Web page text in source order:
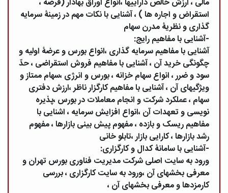
مالی ، ارزش خالص داراییها ،انواع اوراق بهادار (قرضه ،
استقراض و اجاره ها ) ، آشنایی با نکات مهم در زمینۀ سرمایه
گذاری و نظریۀ مدرن سهام
-آشنایی با مفاهیم رایج:
آشنایی با مفاهیم سرمایه گذاری ،انواع بورس و عرضۀ اولیه و
چگونگی خرید آن ، آشنایی با مفاهیم فروش استقراضی ، حدّ
سود و ضرر ، انواع سهام خزانه ، بورس و انرژی ،سهام ممتاز و
ویژگیهای آن ، آشنایی با مفاهیم کارگزار ناظر ،ارزش دفتری
سهام ، عملکرد شرکت و انجام معاملات در بورس ،پذیره
نویسی و تعهدات آن ،انواع افزایش سرمایه ، اشنایی با
مفاهیم ریسک و بازده ، مفهوم پیش بینی بازارها ، مفهوم
رشد بازارها ، کارایی بازار ،تابلو خانی
-آشنایی با سامانۀ کدال و کارگزاری:
ورود به سایت اصلی شرکت مدیریت فناوری بورس تهران و
معرفی بخشهای آن ،ورود به سایت کارگزاری ، بررسی
کارمزدها و معرفی بخشهای آن ،